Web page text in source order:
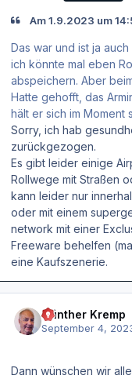
Am 1.9.2023 um
Das war und ist ja
ich könnte mal eben
abspeichern. Aber
Hatte gehofft, das
hält er sich im Moment
Sorry, ich hab
zurückgezogen.
Es gibt leider einige
Rollwege mit Straßen
kann leider nur
oder mit einem
network mit einer
Freeware behelfen
eine Kaufszenerie.
Günther Kremp
September 4,
Dann wünschen wir